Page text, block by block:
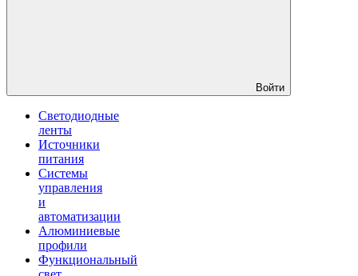
Войти
Светодиодные
ленты
Источники
питания
Системы
управления
и
автоматизации
Алюминиевые
профили
Функциональный